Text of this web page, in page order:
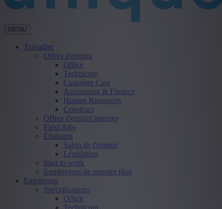
MENU
Travailler
Offres d'emploi
Office
Technicum
Customer Care
Accounting & Finance
Human Resources
Construct
Offres d'emploi internes
Flexi-Jobs
Étudiants
Salon de l'emploi
Législation
Start to work
Employeurs de premier plan
Employeur
Spécialisations
Office
Technicum